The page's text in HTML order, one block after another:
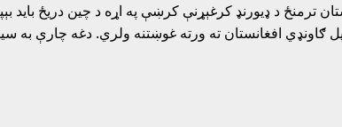
ترمنځ د ډيورنډ کرغېړنې کرښې په اړه د چين دريځ
افغانستان ته ورته غوښتنه ولري. دغه چارې به